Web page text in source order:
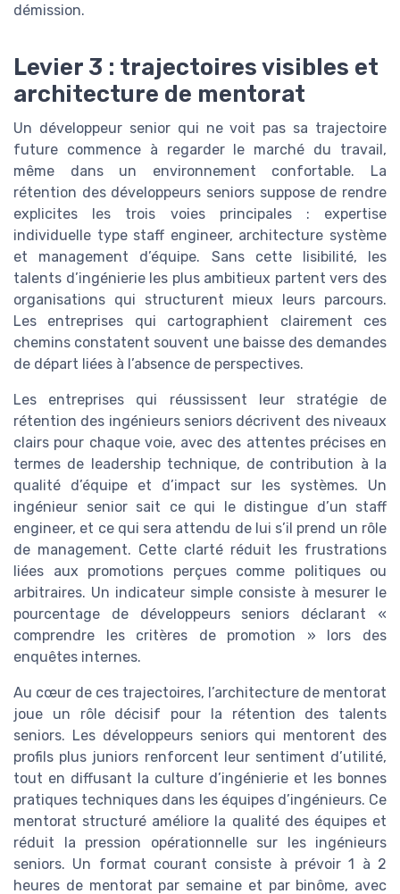
démission.
Levier 3 : trajectoires visibles et
architecture de mentorat
Un développeur senior qui ne voit pas sa trajectoire
future commence à regarder le marché du travail,
même dans un environnement confortable. La
rétention des développeurs seniors suppose de rendre
explicites les trois voies principales : expertise
individuelle type staff engineer, architecture système
et management d’équipe. Sans cette lisibilité, les
talents d’ingénierie les plus ambitieux partent vers des
organisations qui structurent mieux leurs parcours.
Les entreprises qui cartographient clairement ces
chemins constatent souvent une baisse des demandes
de départ liées à l’absence de perspectives.
Les entreprises qui réussissent leur stratégie de
rétention des ingénieurs seniors décrivent des niveaux
clairs pour chaque voie, avec des attentes précises en
termes de leadership technique, de contribution à la
qualité d’équipe et d’impact sur les systèmes. Un
ingénieur senior sait ce qui le distingue d’un staff
engineer, et ce qui sera attendu de lui s’il prend un rôle
de management. Cette clarté réduit les frustrations
liées aux promotions perçues comme politiques ou
arbitraires. Un indicateur simple consiste à mesurer le
pourcentage de développeurs seniors déclarant «
comprendre les critères de promotion » lors des
enquêtes internes.
Au cœur de ces trajectoires, l’architecture de mentorat
joue un rôle décisif pour la rétention des talents
seniors. Les développeurs seniors qui mentorent des
profils plus juniors renforcent leur sentiment d’utilité,
tout en diffusant la culture d’ingénierie et les bonnes
pratiques techniques dans les équipes d’ingénieurs. Ce
mentorat structuré améliore la qualité des équipes et
réduit la pression opérationnelle sur les ingénieurs
seniors. Un format courant consiste à prévoir 1 à 2
heures de mentorat par semaine et par binôme, avec